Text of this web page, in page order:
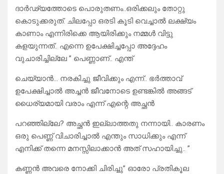
ദാർഢ്യത്തോടെ പൊരുതണം..ഒരിക്കലും തോറ്റു
കൊടുക്കരുത്. ചിലപ്പോ ഒരടി കൂടി വെച്ചാൽ ലക്ഷ്യം
കാണാം എന്നിരിക്കെ ആയിരിക്കും നമ്മൾ വിട്ടു
കളയുന്നത്.. എന്നെ ഉപേക്ഷിച്ചപ്പോ അദ്ദേഹം
വുചാരിച്ചില്ലേ ” പെണ്ണാണ്.. എന്ത്
ചെയ്യാൻ… നരകിച്ചു ജീവിക്കും എന്ന്.. ഭർത്താവ്
ഉപേക്ഷിച്ചാൽ അച്ചൻ ജീവനോടെ ഉണ്ടങ്കിൽ അങ്ങട്
ധൈര്യമായി വരാം എന്ന് എന്റെ അച്ഛൻ
പറഞ്ഞില്ലേ? അച്ഛൻ ഇല്ലാത്തതു നന്നായി.. കാരണം
ഒരു പെണ്ണ് വിചാരിച്ചാൽ എന്തും സാധിക്കും എന്ന്
എനിക്ക് തന്നെ മനസ്സിലാക്കാൻ അത് സഹായിച്ചു.. ”
കണ്ണൻ അവരെ നോക്കി ചിരിച്ചു” ഓരോ പ്രതികൂല